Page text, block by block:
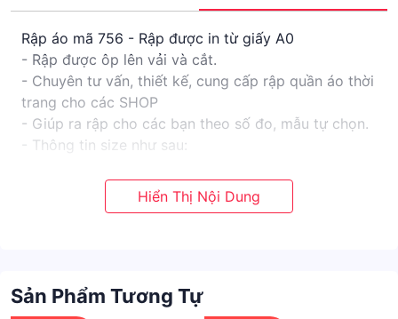
Rập áo mã 756 - Rập được in từ giấy A0
- Rập được ôp lên vải và cắt.
- Chuyên tư vấn, thiết kế, cung cấp rập quần áo thời
trang cho các SHOP
- Giúp ra rập cho các bạn theo số đo, mẫu tự chọn.
- Thông tin size như sau:
88cm ; cao 150-155cm
+ M: ngực 84-85cm; vai 36cm; eo 70cm; mông
+ XL : ngực 92cm; vai 38cm; eo 78cm; mông 98cm ;
cao 155-160cm
Sản Phẩm Tương Tự